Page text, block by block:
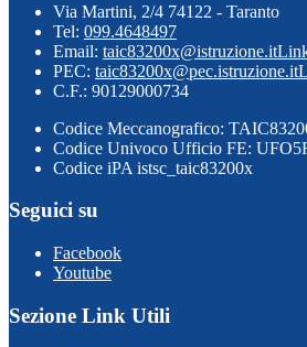
Via Martini, 2/4 74122 - Taranto
Tel: 099.4648497
Email: taic83200x@istruzione.it
PEC: taic83200x@pec.istruzione.it
C.F.: 90129000734
Codice Meccanografico:
Codice Univoco Ufficio FE:
Codice iPA istsc_taic83200x
Seguici su
Facebook
Youtube
Sezione Link Utili